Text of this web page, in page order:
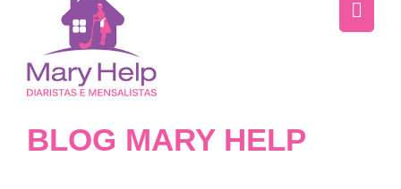
BLOG MARY HELP